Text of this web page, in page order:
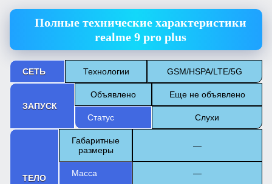
Полные технические характеристики
realme 9 pro plus
СЕТЬ Технологии GSM/HSPA/LTE/5G
ЗАПУСК
Объявлено Еще не объявлено
Статус Слухи
ТЕЛО
Габаритные
размеры
—
Масса —